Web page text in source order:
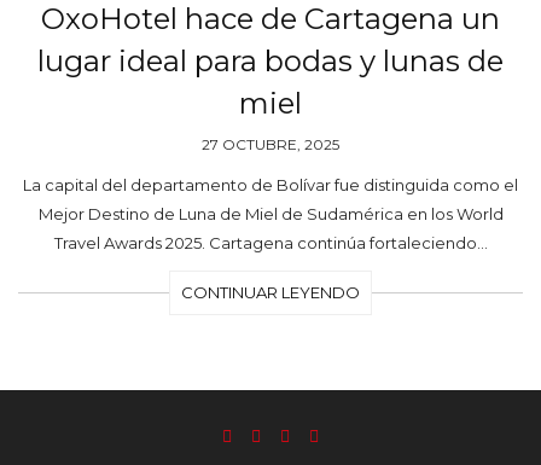
OxoHotel hace de Cartagena un
lugar ideal para bodas y lunas de
miel
27 OCTUBRE, 2025
La capital del departamento de Bolívar fue distinguida como el
Mejor Destino de Luna de Miel de Sudamérica en los World
Travel Awards 2025. Cartagena continúa fortaleciendo…
CONTINUAR LEYENDO